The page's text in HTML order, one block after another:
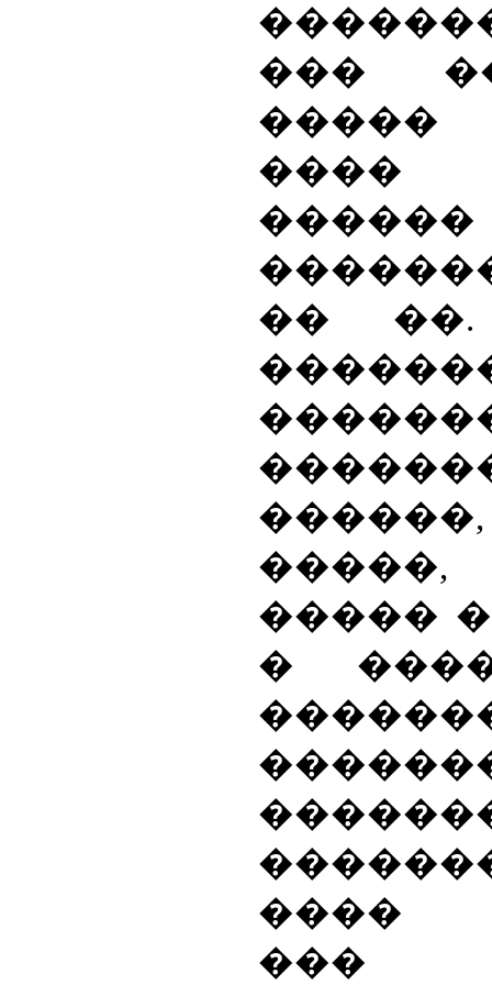
���
�����
����
��
�����
�
����